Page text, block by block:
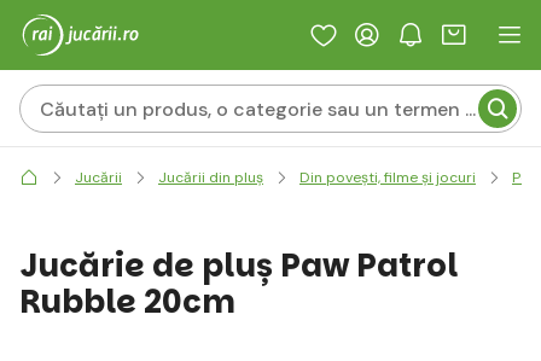
Jucării Jucării din pluș Din povești, filme și jocuri
Jucărie de pluș Paw Patrol
Rubble 20cm